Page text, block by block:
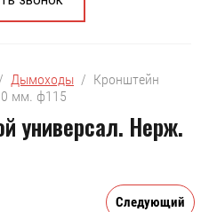
Дымоходы
  /  Кронштейн
мм. ф115
универсал. Нерж.
Следующий